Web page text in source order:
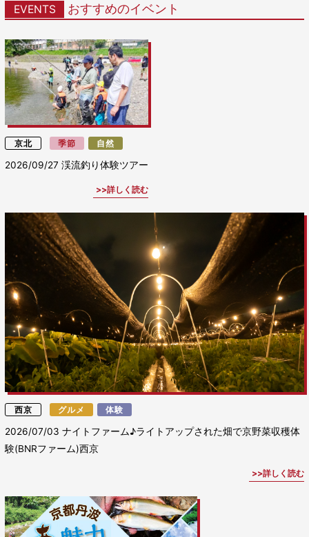
EVENTS おすすめのイベント
京北 季節 自然
2026/09/27渓流釣り体験ツアー
詳しく読む
西京 グルメ 体験
2026/07/03ナイトファーム♪ライトアップされた畑で京野菜収穫体
験(BNRファーム)西京
詳しく読む